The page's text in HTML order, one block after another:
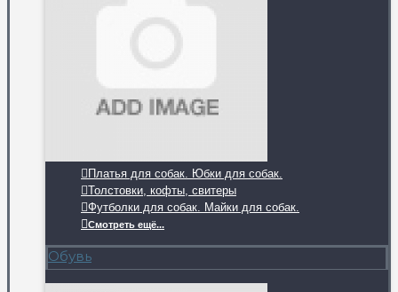
Платья для собак. Юбки для собак.
Толстовки, кофты, свитеры
Футболки для собак. Майки для собак.
Смотреть ещё...
Обувь